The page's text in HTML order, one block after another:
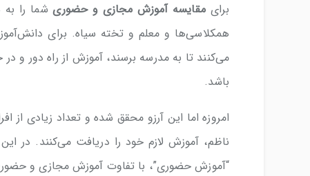
برایمقایسه آموزش مجازی و حضوریشما را به
همکلاسی‌ها و معلم و تخته سیاه. برای
می‌کنند تا به مدرسه برسند، آموزش از راه دور و
باشد.
امروزه اما این آرزو محقق شده و تعداد زیادی
ناظم، آموزش لازم خود را دریافت می‌کنند. در
“آموزش حضوری”، با تفاوت آموزش مجازی و